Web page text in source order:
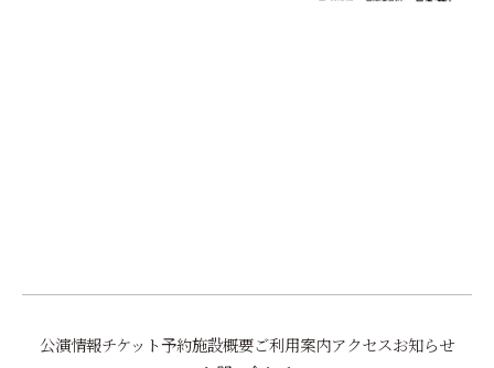
公演情報チケット予約施設概要ご利用案内アクセスお知らせ